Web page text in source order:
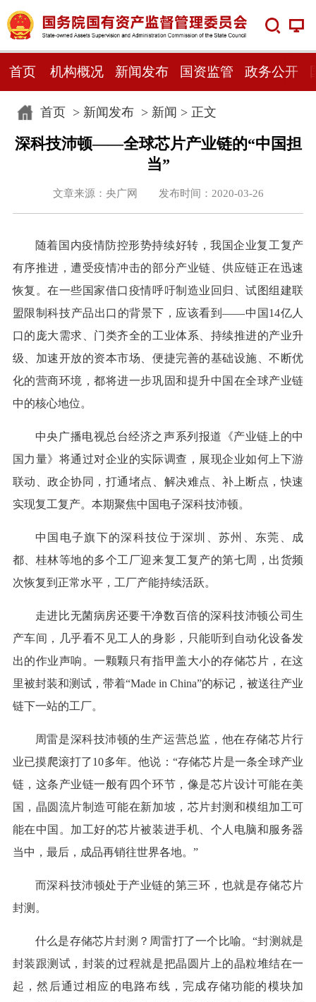
首页 机构概况 新闻发布 国资监管 政务公开
首页> 新闻发布> 新闻 > 正文
深科技沛顿——全球芯片产业链的“中国担
当”
文章来源：央广网 发布时间：2020-03-26
随着国内疫情防控形势持续好转，我国企业复工复产
有序推进，遭受疫情冲击的部分产业链、供应链正在迅速
恢复。在一些国家借口疫情呼吁制造业回归、试图组建联
盟限制科技产品出口的背景下，应该看到——中国14亿人
口的庞大需求、门类齐全的工业体系、持续推进的产业升
级、加速开放的资本市场、便捷完善的基础设施、不断优
化的营商环境，都将进一步巩固和提升中国在全球产业链
中的核心地位。
中央广播电视总台经济之声系列报道《产业链上的中
国力量》将通过对企业的实际调查，展现企业如何上下游
联动、政企协同，打通堵点、解决难点、补上断点，快速
实现复工复产。本期聚焦中国电子深科技沛顿。
中国电子旗下的深科技位于深圳、苏州、东莞、成
都、桂林等地的多个工厂迎来复工复产的第七周，出货频
次恢复到正常水平，工厂产能持续活跃。
走进比无菌病房还要干净数百倍的深科技沛顿公司生
产车间，几乎看不见工人的身影，只能听到自动化设备发
出的作业声响。一颗颗只有指甲盖大小的存储芯片，在这
里被封装和测试，带着“Made in China”的标记，被送往产业
链下一站的工厂。
周雷是深科技沛顿的生产运营总监，他在存储芯片行
业已摸爬滚打了10多年。他说：“存储芯片是一条全球产业
链，这条产业链一般有四个环节，像是芯片设计可能在美
国，晶圆流片制造可能在新加坡，芯片封测和模组加工可
能在中国。加工好的芯片被装进手机、个人电脑和服务器
当中，最后，成品再销往世界各地。”
而深科技沛顿处于产业链的第三环，也就是存储芯片
封测。
什么是存储芯片封测？周雷打了一个比喻。“封测就是
封装跟测试，封装的过程就是把晶圆片上的晶粒堆结在一
起，然后通过相应的电路布线，完成存储功能的模块加